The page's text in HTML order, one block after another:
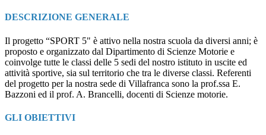
DESCRIZIONE GENERALE
Il progetto “SPORT 5" è attivo nella nostra scuola da diversi anni; è
proposto e organizzato dal Dipartimento di Scienze Motorie e
coinvolge tutte le classi delle 5 sedi del nostro istituto in uscite ed
attività sportive, sia sul territorio che tra le diverse classi. Referenti
del progetto per la nostra sede di Villafranca sono la prof.ssa E.
Bazzoni ed il prof. A. Brancelli, docenti di Scienze motorie.
GLI OBIETTIVI